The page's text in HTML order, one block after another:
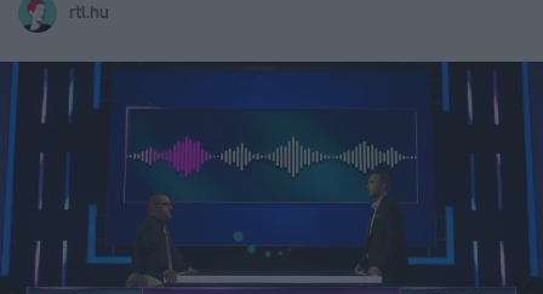
rtl.hu